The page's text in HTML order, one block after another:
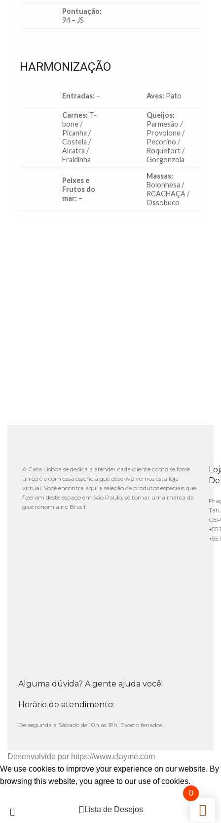
Pontuação:
94 – JS
HARMONIZAÇÃO
Entradas: – Aves: Pato
Carnes: T-
bone /
Picanha /
Costela /
Alcatra /
Fraldinha
Queijos:
Parmesão /
Provolone /
Pecorino /
Roquefort /
Gorgonzola
Peixes e
Frutos do
mar: –
Massas:
Bolonhesa /
RCACHAÇA /
Ossobuco
A Casa Lisboa se dedica a atender cada cliente como se fosse
único e é com essa essência que desenvolvemos esta loja
virtual. Você encontra aqui a seleção de produtos especiais que
fizeram deste espaço em São Paulo, se tornar uma marca da
gastronomia no Brasil.
+55
+55
Alguma dúvida? A gente ajuda você!
Horário de atendimento:
De segunda a Sábado de 10h às 19h. Exceto feriados.
Desenvolvido por https://www.clayme.com
We use cookies to improve your experience on our website. By
browsing this website, you agree to our use of cookies.
Lista de Desejos
0